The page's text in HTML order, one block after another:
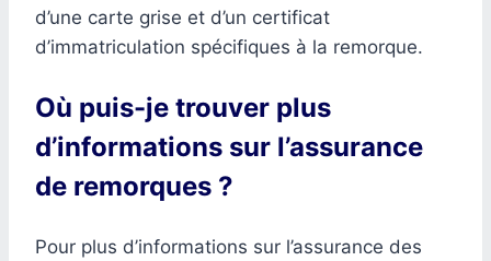
d’une carte grise et d’un certificat
d’immatriculation spécifiques à la remorque.
Où puis-je trouver plus
d’informations sur l’assurance
de remorques ?
Pour plus d’informations sur l’assurance des